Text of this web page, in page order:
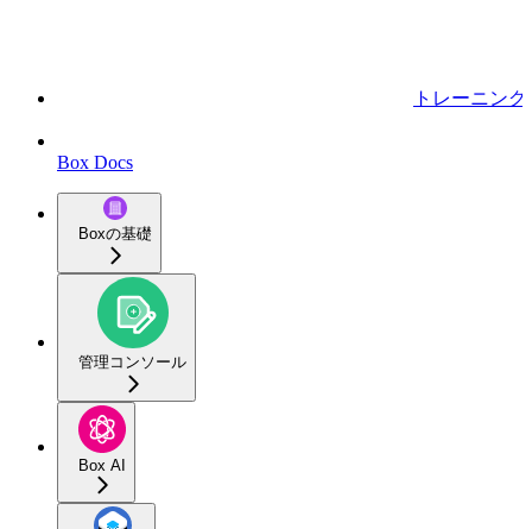
トレーニング
Box Docs
Boxの基礎
管理コンソール
Box AI